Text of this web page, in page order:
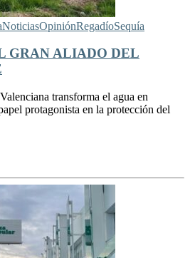
NoticiasOpiniónRegadíoSequía
GRAN ALIADO DEL
transforma el agua en
protagonista en la protección del